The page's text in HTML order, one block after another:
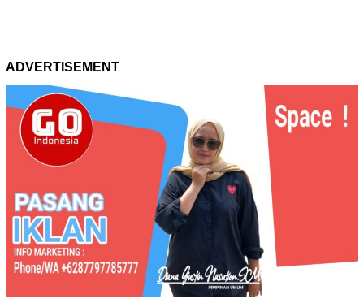
ADVERTISEMENT